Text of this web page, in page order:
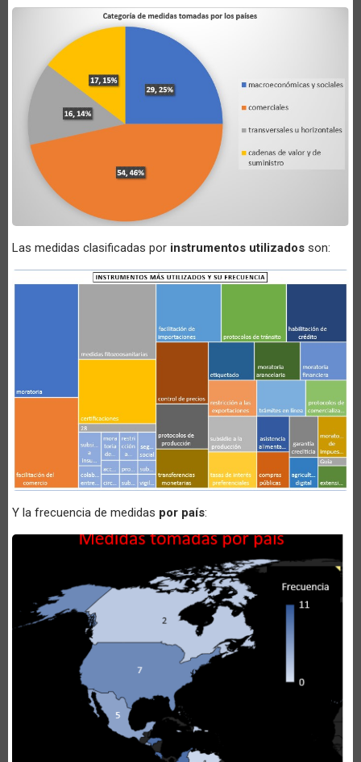
Las medidas clasificadas por instrumentos utilizados son:
Y la frecuencia de medidas por país: